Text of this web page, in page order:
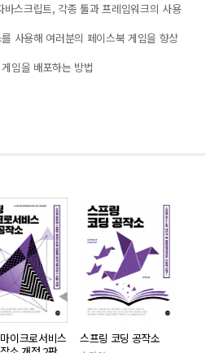
스크립트, 각종 툴과 프레임워크의 사용
사용해 여러분의 페이스북 게임을 향상
임을 배포하는 방법
이크로서비스
스프링 코딩 공작소